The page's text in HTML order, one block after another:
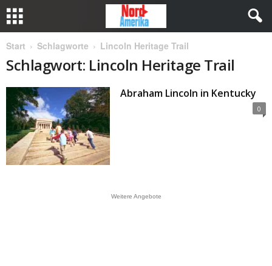
Start Schlagworte Lincoln Heritage Trail
Schlagwort: Lincoln Heritage Trail
Abraham Lincoln in Kentucky
0
Weitere Angebote